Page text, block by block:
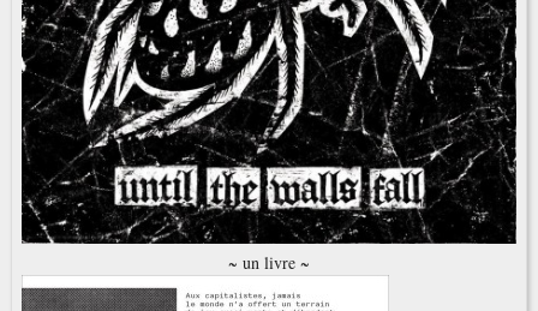
~ un livre ~